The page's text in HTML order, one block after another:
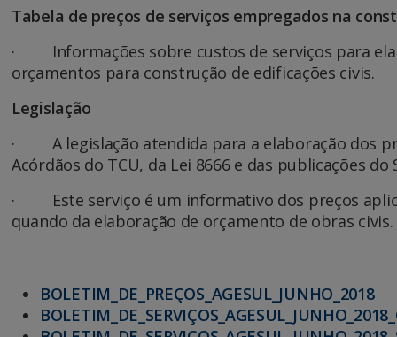
Tabela de preços de serviços empregados na
· Informações sobre custos de serviços para
orçamentos para construção de edificações civis.
Legislação
· A legislação atendida para a elaboração dos
Acórdãos do TCU, da Lei 8666 e das publicações do
· Este serviço é um informativo dos preços
quando da elaboração de orçamento de obras civis.
BOLETIM_DE_PREÇOS_AGESUL_JUNHO_2018